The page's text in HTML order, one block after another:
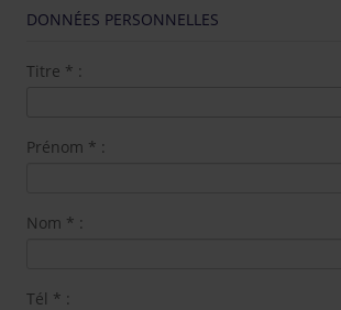
DONNÉES PERSONNELLES
Titre * :
Prénom * :
Nom * :
Tél * :